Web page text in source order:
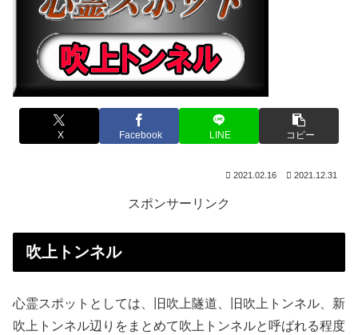
X Facebook LINE コピー
2021.02.16 2021.12.31
スポンサーリンク
吹上トンネル
心霊スポットとしては、旧吹上隧道、旧吹上トンネル、新
吹上トンネル辺りをまとめて吹上トンネルと呼ばれる程度